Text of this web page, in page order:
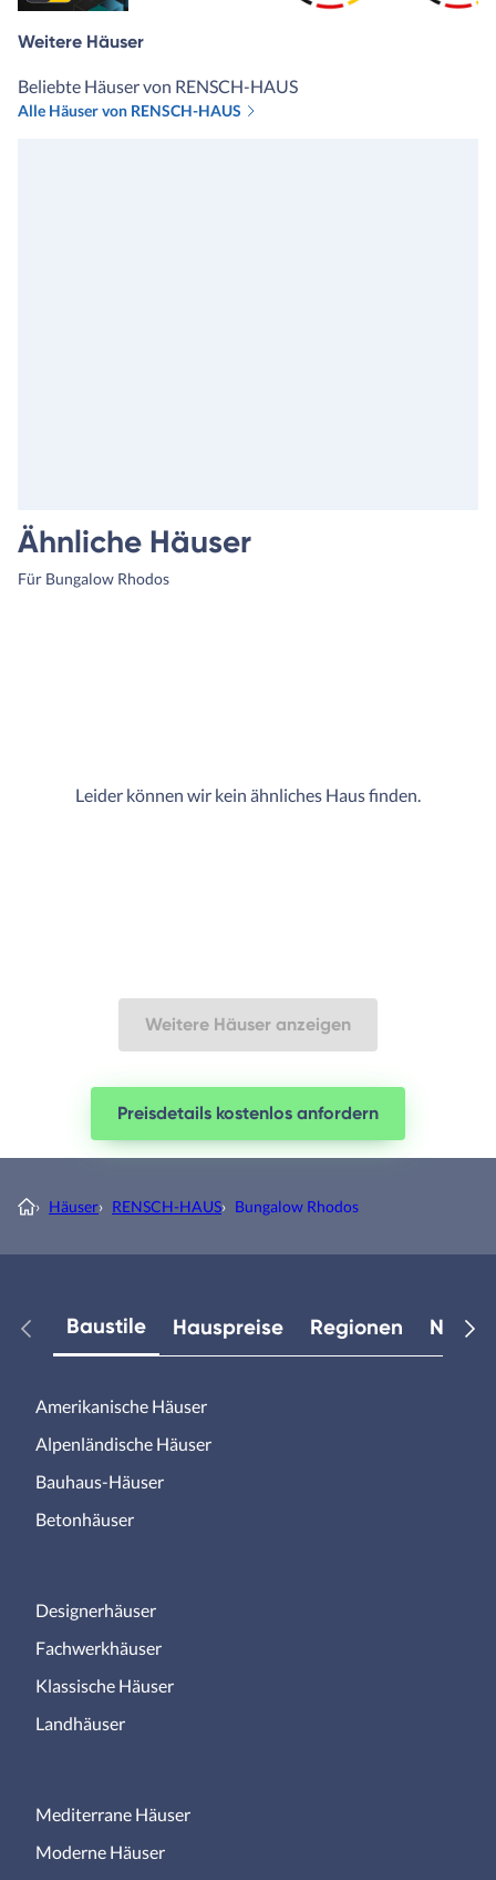
Weitere Häuser
Beliebte Häuser von RENSCH-HAUS
Alle Häuser von RENSCH-HAUS
Ähnliche Häuser
Für Bungalow Rhodos
Leider können wir kein ähnliches Haus finden.
Weitere Häuser anzeigen
Preisdetails kostenlos anfordern
› Häuser› RENSCH-HAUS› Bungalow Rhodos
Baustile Hauspreise Regionen
Amerikanische Häuser
Alpenländische Häuser
Bauhaus-Häuser
Betonhäuser
Designerhäuser
Fachwerkhäuser
Klassische Häuser
Landhäuser
Mediterrane Häuser
Moderne Häuser